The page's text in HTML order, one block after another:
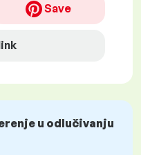
Save
u odlučivanju